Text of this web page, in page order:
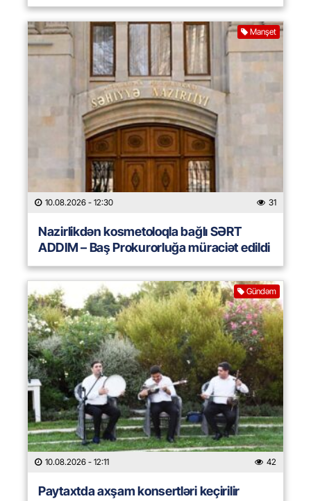
Manşet
10.08.2026 - 12:30 31
Nazirlikdən kosmetoloqla bağlı SƏRT
ADDIM – Baş Prokurorluğa müraciət edildi
Gündəm
10.08.2026 - 12:11 42
Paytaxtda axşam konsertləri keçirilir